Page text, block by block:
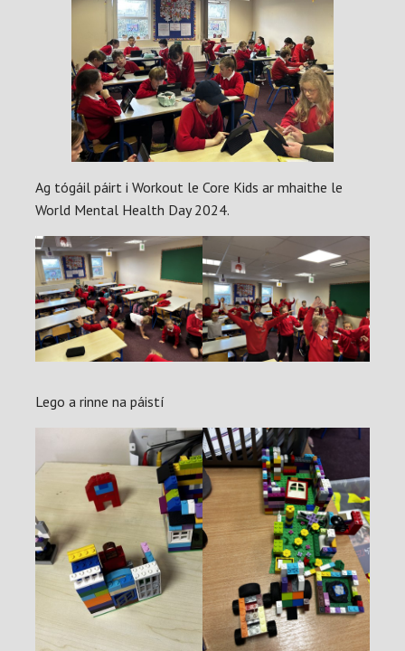
Ag tógáil páirt i Workout le Core Kids ar mhaithe le
World Mental Health Day 2024.
Lego a rinne na páistí